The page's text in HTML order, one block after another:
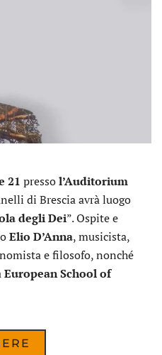
21 pressol’Auditorium
di Brescia avrà luogo
degli Dei”. Ospite e
Elio D’Anna, musicista,
e filosofo, nonché
European School of